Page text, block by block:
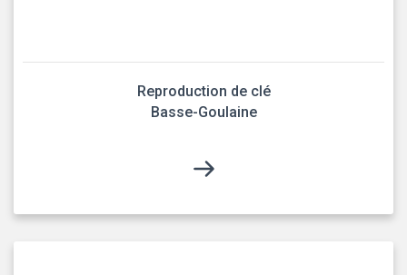
Reproduction de clé
Basse-Goulaine